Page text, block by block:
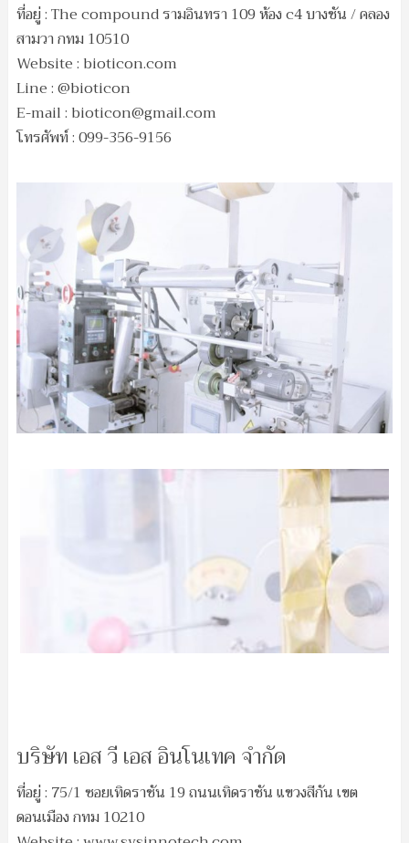
ที่อยู่ : The compound รามอินทรา 109 ห้อง c4 บางชัน / คลอง
สามวา กทม 10510
Website : bioticon.com
Line : @bioticon
E-mail : bioticon@gmail.com
โทรศัพท์ : 099-356-9156
บริษัท เอส วี เอส อินโนเทค จำกัด
ที่อยู่ : 75/1 ซอยเทิดราชัน 19 ถนนเทิดราชัน แขวงสีกัน เขต
ดอนเมือง กทม 10210